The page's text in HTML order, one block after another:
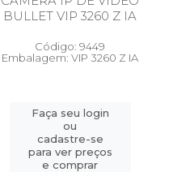
BULLET VIP 3260 Z IA
Código: 9449
Embalagem: VIP 3260 Z IA
Faça seu login
ou
cadastre-se
para ver preços
e comprar